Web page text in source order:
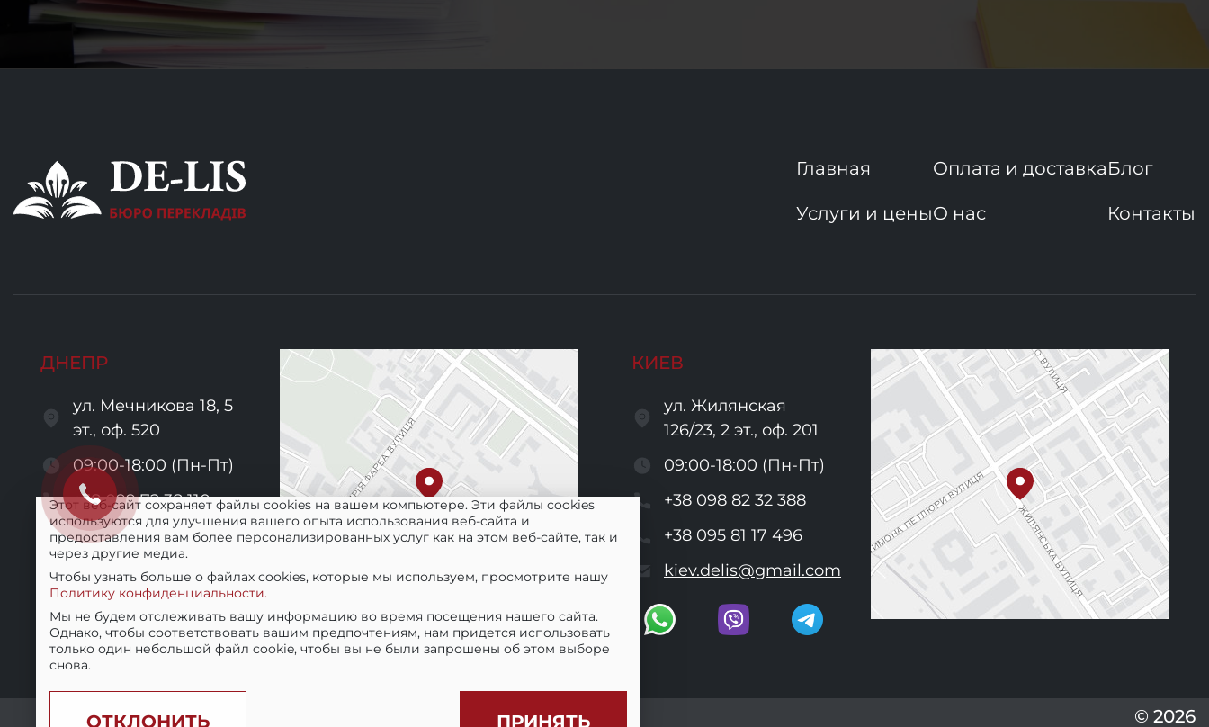
Главная
Услуги и цены
Оплата и доставка
О нас
Блог
Контакты
ДНЕПР
ул. Мечникова 18, 5
эт., оф. 520
09:00-18:00 (Пн-Пт)
+38 099 72 38 110
+38 067 56 52 601
lg@de-lis.com.ua
КИЕВ
ул. Жилянская
126/23, 2 эт., оф. 201
09:00-18:00 (Пн-Пт)
+38 098 82 32 388
+38 095 81 17 496
kiev.delis@gmail.com
© 2026
Этот веб-сайт сохраняет файлы cookies на вашем компьютере. Эти файлы cookies
используются для улучшения вашего опыта использования веб-сайта и
предоставления вам более персонализированных услуг как на этом веб-сайте, так и
через другие медиа.
Чтобы узнать больше о файлах cookies, которые мы используем, просмотрите нашу
Политику конфиденциальности.
Мы не будем отслеживать вашу информацию во время посещения нашего сайта.
Однако, чтобы соответствовать вашим предпочтениям, нам придется использовать
только один небольшой файл cookie, чтобы вы не были запрошены об этом выборе
снова.
ПРИНЯТЬ
ОТКЛОНИТЬ